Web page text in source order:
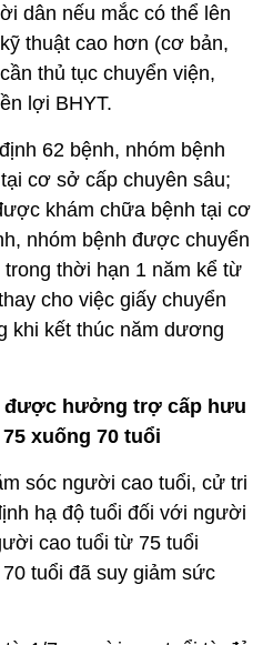
dân nếu mắc có thể lên
thuật cao hơn (cơ bản,
thủ tục chuyển viện,
lợi BHYT.
62 bệnh, nhóm bệnh
cơ sở cấp chuyên sâu;
khám chữa bệnh tại cơ
nhóm bệnh được chuyển
thời hạn 1 năm kể từ
cho việc giấy chuyển
khi kết thúc năm dương
được hưởng trợ cấp hưu
xuống 70 tuổi
sóc người cao tuổi, cử tri
hạ độ tuổi đối với người
cao tuổi từ 75 tuổi
tuổi đã suy giảm sức